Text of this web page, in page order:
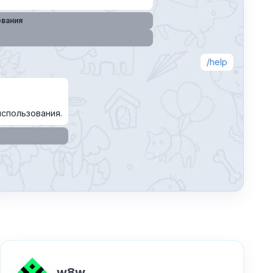
help